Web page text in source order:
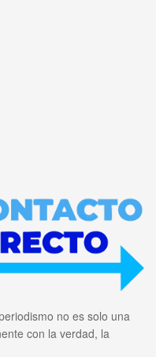
no es solo una
con la verdad, la